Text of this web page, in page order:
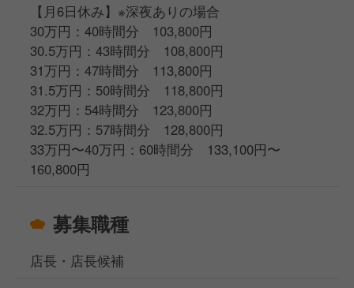
【月6日休み】※深夜ありの場合
30万円：40時間分 103,800円
30.5万円：43時間分 108,800円
31万円：47時間分 113,800円
31.5万円：50時間分 118,800円
32万円：54時間分 123,800円
32.5万円：57時間分 128,800円
33万円〜40万円：60時間分 133,100円〜
160,800円
募集職種
店長・店長候補